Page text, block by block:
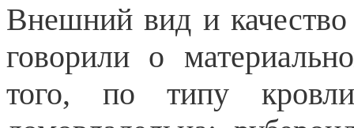
Внешний вид и качество
говорили о
того, по типу